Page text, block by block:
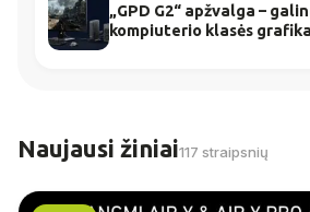
„GPD G2“ apžvalga –
kompiuterio klasės
doko korpuse
Naujausi žiniai117 straipsnių